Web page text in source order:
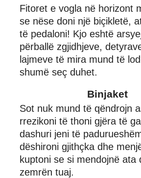
Fitoret e vogla në horizont
se nëse doni një biçikletë,
të pedaloni! Kjo eshtë
përballë zgjidhjeve,
lajmeve të mira mund të
shumë seç duhet.
Binjaket
Sot nuk mund të qëndrojn
rrezikoni të thoni gjëra të
dashuri jeni të
dëshironi gjithçka dhe
kuptoni se si mendojnë ata
zemrën tuaj.